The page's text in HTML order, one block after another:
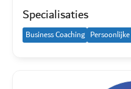
Specialisaties
Business Coaching